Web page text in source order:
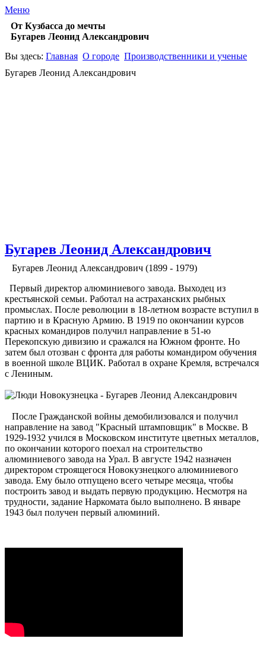
Меню
От Кузбасса до мечты
Бугарев Леонид Александрович
Вы здесь: Главная О городе Производственники и ученые
Бугарев Леонид Александрович
Бугарев Леонид Александрович
Бугарев Леонид Александрович (1899 - 1979)
Первый директор алюминиевого завода. Выходец из
крестьянской семьи. Работал на астраханских рыбных
промыслах. После революции в 18-летном возрасте вступил в
партию и в Красную Армию. В 1919 по окончании курсов
красных командиров получил направление в 51-ю
Перекопскую дивизию и сражался на Южном фронте. Но
затем был отозван с фронта для работы командиром обучения
в военной школе ВЦИК. Работал в охране Кремля, встречался
с Лениным.
После Гражданской войны демобилизовался и получил
направление на завод "Красный штамповщик" в Москве. В
1929-1932 учился в Московском институте цветных металлов,
по окончании которого поехал на строительство
алюминиевого завода на Урал. В августе 1942 назначен
директором строящегося Новокузнецкого алюминиевого
завода. Ему было отпущено всего четыре месяца, чтобы
построить завод и выдать первую продукцию. Несмотря на
трудности, задание Наркомата было выполнено. В январе
1943 был получен первый алюминий.